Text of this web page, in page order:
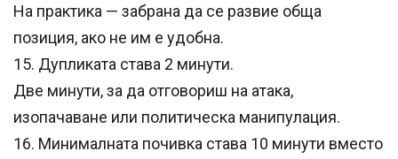
На практика — забрана да се развие обща
позиция, ако не им е удобна.
15. Дупликата става 2 минути.
Две минути, за да отговориш на атака,
изопачаване или политическа манипулация.
16. Минималната почивка става 10 минути вместо